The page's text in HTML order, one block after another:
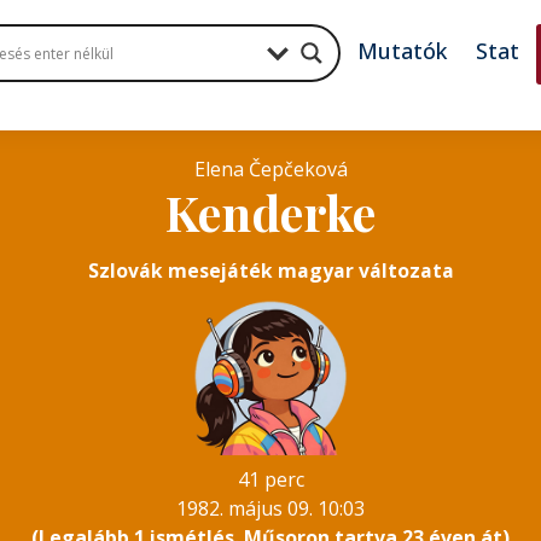
Mutatók Stat
Elena Čepčeková
Kenderke
Szlovák mesejáték magyar változata
41 perc
1982. május 09. 10:03